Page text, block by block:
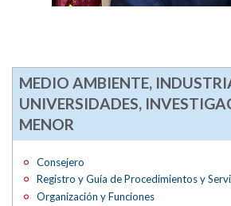
MEDIO AMBIENTE,
UNIVERSIDADES,
MENOR
Consejero
Registro y Guía de Procedimientos y
Organización y Funciones